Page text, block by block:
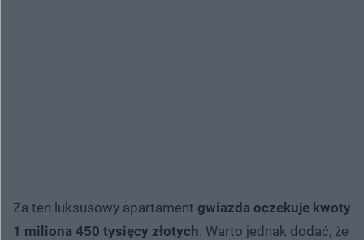
Za ten luksusowy apartament gwiazda oczekuje kwoty
1 miliona 450 tysięcy złotych. Warto jednak dodać, że